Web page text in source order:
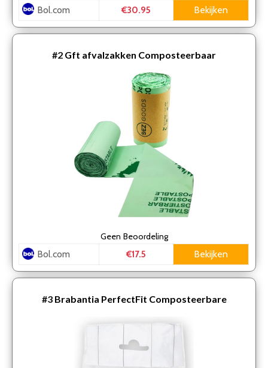
Bol.com €30.95 Bekijken
#2 Gft afvalzakken Composteerbaar
Geen Beoordeling
Bol.com €17.5 Bekijken
#3 Brabantia PerfectFit Composteerbare